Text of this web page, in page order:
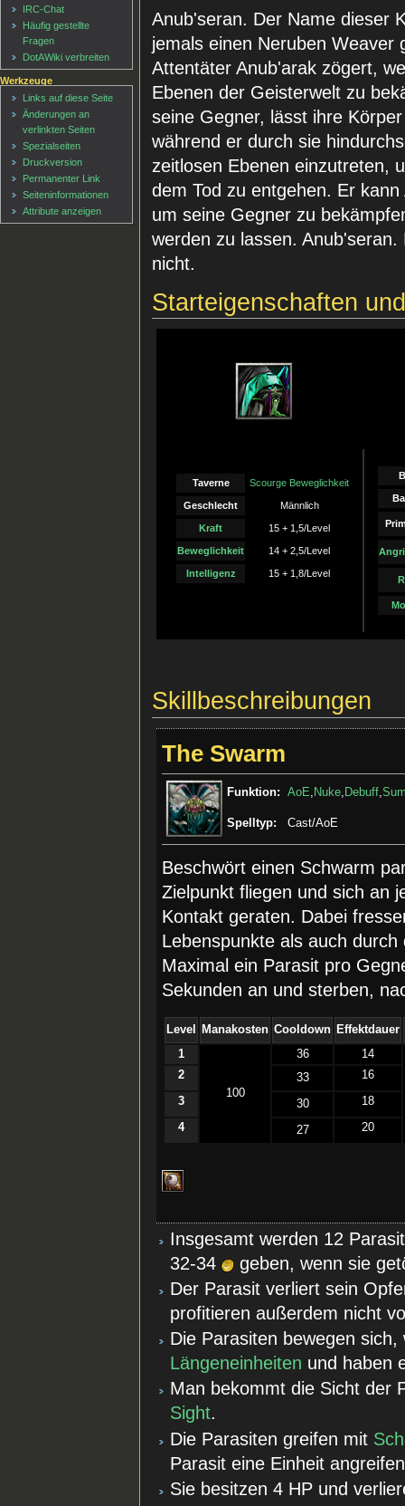
Anub'seran. Der Name dieser
jemals einen Neruben Weaver
Attentäter Anub'arak zögert,
Ebenen der Geisterwelt zu
seine Gegner, lässt ihre
während er durch sie
zeitlosen Ebenen einzutreten,
dem Tod zu entgehen. Er
um seine Gegner zu
werden zu lassen.
nicht.
Starteigenschaften
Taverne Scourge Beweglichkeit
Geschlecht Männlich
Kraft 15 + 1,5/Level
Beweglichkeit 14 + 2,5/Level
Intelligenz 15 + 1,8/Level
Skillbeschreibungen
The Swarm
Funktion: AoE, Nuke, Debuff,
Spelltyp: Cast/AoE
Beschwört einen Schwarm
Zielpunkt fliegen und sich an
Kontakt geraten. Dabei
Lebenspunkte als auch
Maximal ein Parasit pro
Sekunden an und sterben,
Level Manakosten Cooldown Effektdauer
1
100
36
14
2
33 16
3 30 18
4 27 20
Insgesamt werden 12
32-34
geben, wenn sie
Der Parasit verliert sein
profitieren außerdem nicht
Die Parasiten bewegen
Längeneinheiten und haben
Man bekommt die Sicht der
Sight.
Die Parasiten greifen mit
Parasit eine Einheit
Sie besitzen 4 HP und
IRC-Chat
Häufig gestellte
Fragen
DotAWiki verbreiten
Werkzeuge
Links auf diese Seite
Änderungen an
verlinkten Seiten
Spezialseiten
Druckversion
Permanenter Link
Seiten­informationen
Attribute anzeigen